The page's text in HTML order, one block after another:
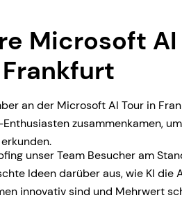
Microsoft AI
an der Microsoft AI Tour in
zusammenkamen,
unser Team Besucher am
Ideen darüber aus, wie KI die
innovativ sind und Mehrwert